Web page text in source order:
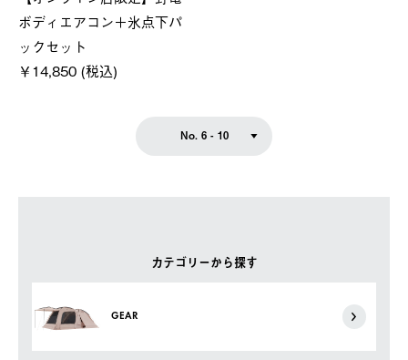
カテゴリーから探す
GEAR
ボディエアコン＋氷点下パ
ックセット
￥14,850 (税込)
No. 6 - 10